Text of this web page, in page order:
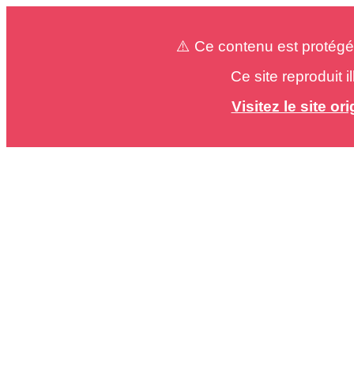
⚠️ Ce contenu est
Ce site reproduit
Visitez le site